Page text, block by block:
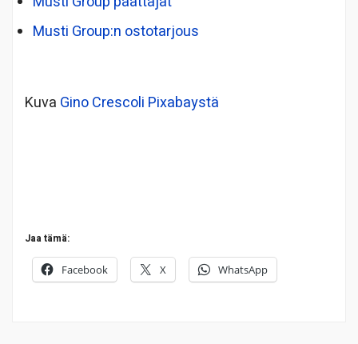
Musti Group:n ostotarjous
Kuva Gino Crescoli Pixabaystä
Jaa tämä:
Facebook X WhatsApp